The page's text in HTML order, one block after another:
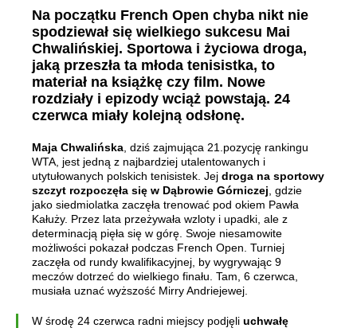
Na początku French Open chyba nikt nie
spodziewał się wielkiego sukcesu Mai
Chwalińskiej. Sportowa i życiowa droga,
jaką przeszła ta młoda tenisistka, to
materiał na książkę czy film. Nowe
rozdziały i epizody wciąż powstają. 24
czerwca miały kolejną odsłonę.
Maja Chwalińska , dziś zajmująca 21.pozycję rankingu
WTA, jest jedną z najbardziej utalentowanych i
utytułowanych polskich tenisistek. Jej droga na sportowy
szczyt rozpoczęła się w Dąbrowie Górniczej , gdzie
jako siedmiolatka zaczęła trenować pod okiem Pawła
Kałuży. Przez lata przeżywała wzloty i upadki, ale z
determinacją pięła się w górę. Swoje niesamowite
możliwości pokazał podczas French Open. Turniej
zaczęła od rundy kwalifikacyjnej, by wygrywając 9
meczów dotrzeć do wielkiego finału. Tam, 6 czerwca,
musiała uznać wyższość Mirry Andriejewej.
W środę 24 czerwca radni miejscy podjęli uchwałę